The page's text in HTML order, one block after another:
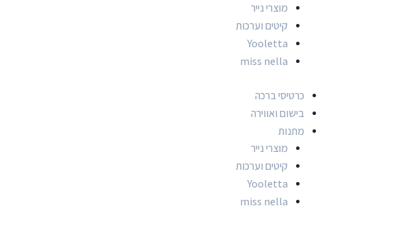
מוצרי נייר
קיטים וערכות
Yooletta
miss nella
כרטיסי ברכה
בישום ואווירה
מתנות
מוצרי נייר
קיטים וערכות
Yooletta
miss nella